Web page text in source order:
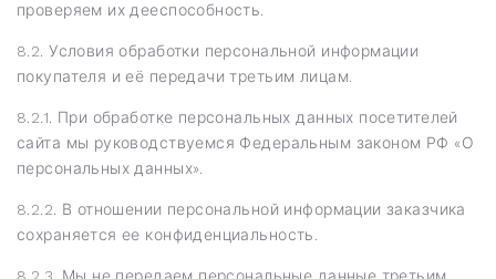
проверяем их дееспособность.
8.2. Условия обработки персональной информации
покупателя и её передачи третьим лицам.
8.2.1. При обработке персональных данных посетителей
сайта мы руководствуемся Федеральным законом РФ «О
персональных данных».
8.2.2. В отношении персональной информации заказчика
сохраняется ее конфиденциальность.
8.2.3. Мы не передаем персональные данные третьим